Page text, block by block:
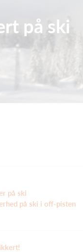
på ski
på ski
på ski i off-pisten